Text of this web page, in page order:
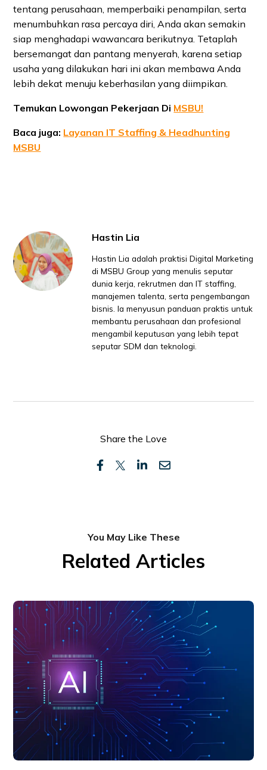
tentang perusahaan, memperbaiki penampilan, serta
menumbuhkan rasa percaya diri, Anda akan semakin
siap menghadapi wawancara berikutnya. Tetaplah
bersemangat dan pantang menyerah, karena setiap
usaha yang dilakukan hari ini akan membawa Anda
lebih dekat menuju keberhasilan yang diimpikan.
Temukan Lowongan Pekerjaan Di MSBU!
Baca juga: Layanan IT Staffing & Headhunting
MSBU
Hastin Lia
Hastin Lia adalah praktisi Digital Marketing
di MSBU Group yang menulis seputar
dunia kerja, rekrutmen dan IT staffing,
manajemen talenta, serta pengembangan
bisnis. Ia menyusun panduan praktis untuk
membantu perusahaan dan profesional
mengambil keputusan yang lebih tepat
seputar SDM dan teknologi.
Share the Love
You May Like These
Related Articles